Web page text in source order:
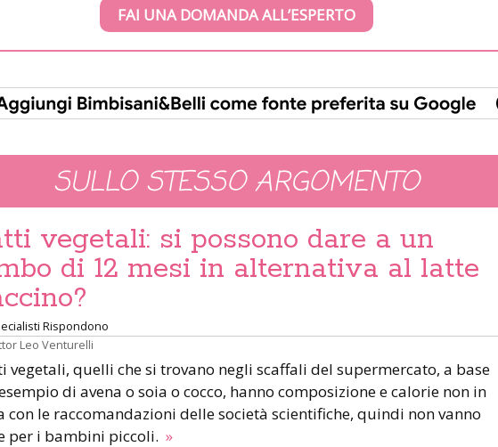
FAI UNA DOMANDA ALL’ESPERTO
SULLO STESSO ARGOMENTO
vegetali: si possono dare a un
di 12 mesi in alternativa al latte
Rispondono
Leo Venturelli
vegetali, quelli che si trovano negli scaffali del supermercato, a base
di avena o soia o cocco, hanno composizione e calorie non in
con le raccomandazioni delle società scientifiche, quindi non vanno
per i bambini piccoli. »